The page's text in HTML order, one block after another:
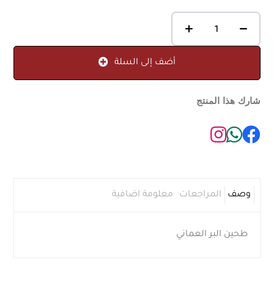
أضف إلى السلة
شارك هذا المنتج
وصف المراجعات معلومة اضافية
طحين البر العماني